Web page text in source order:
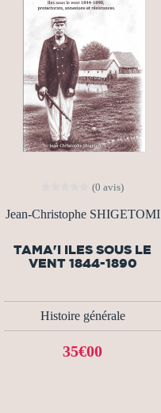
(0 avis)
Jean-Christophe SHIGETOMI
TAMA'I ILES SOUS LE
VENT 1844-1890
Histoire générale
35€00